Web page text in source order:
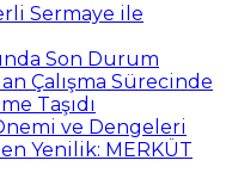
Sermaye ile
Son Durum
Çalışma Sürecinde
Taşıdı
ve Dengeleri
Yenilik: MERKÜT